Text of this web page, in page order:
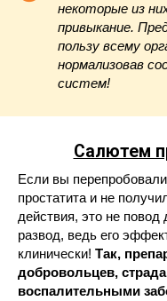
некоторые из
привыкание.
пользу всему
нормализовав
систем!
Салютем
Если вы
простатита и не
действия, это не
развод, ведь его
клинически! Так,
добровольцев,
воспалительными